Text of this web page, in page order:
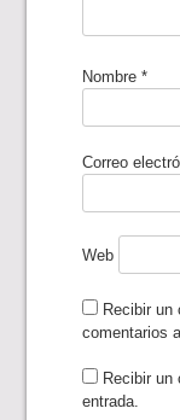
Nombre*
Correo
Web
Recibir un
comentarios
Recibir un
entrada.